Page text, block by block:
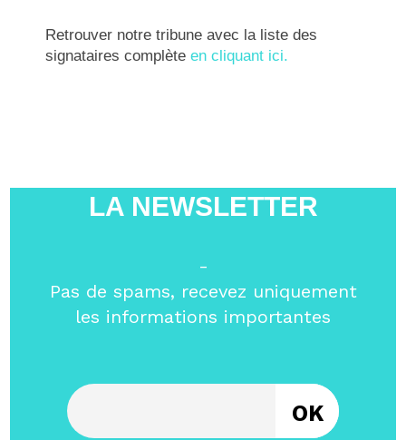
Retrouver notre tribune avec la liste des
signataires complèteen cliquant ici.
LA NEWSLETTER
-
Pas de spams, recevez uniquement
les informations importantes